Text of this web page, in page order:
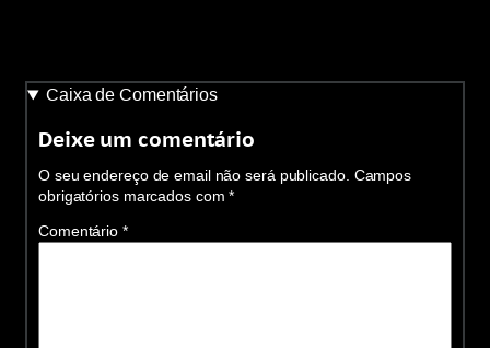
Caixa de Comentários
Deixe um comentário
O seu endereço de email não será publicado. Campos
obrigatórios marcados com*
Comentário *